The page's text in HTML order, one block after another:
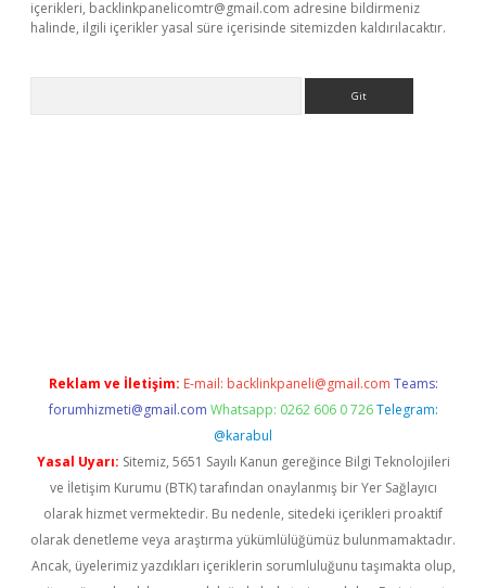
içerikleri, backlinkpanelicomtr@gmail.com adresine bildirmeniz
halinde, ilgili içerikler yasal süre içerisinde sitemizden kaldırılacaktır.
Reklam ve İletişim: E-mail: backlinkpaneli@gmail.com Teams:
forumhizmeti@gmail.com Whatsapp: 0262 606 0 726 Telegram:
@karabul
Yasal Uyarı: Sitemiz, 5651 Sayılı Kanun gereğince Bilgi Teknolojileri
ve İletişim Kurumu (BTK) tarafından onaylanmış bir Yer Sağlayıcı
olarak hizmet vermektedir. Bu nedenle, sitedeki içerikleri proaktif
olarak denetleme veya araştırma yükümlülüğümüz bulunmamaktadır.
Ancak, üyelerimiz yazdıkları içeriklerin sorumluluğunu taşımakta olup,